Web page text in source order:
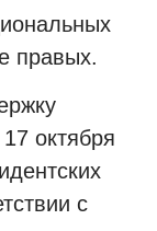
правых.
октября
с